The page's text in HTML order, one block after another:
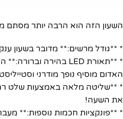
השעון הזה הוא הרבה יותר מסתם
* **גודל מרשים:** מדובר בשעון
האדום מוסיף נופך מודרני
* **שליטה מלאה באמצעות שלט
את השעה!
* **פונקציות חכמות נוספות:**